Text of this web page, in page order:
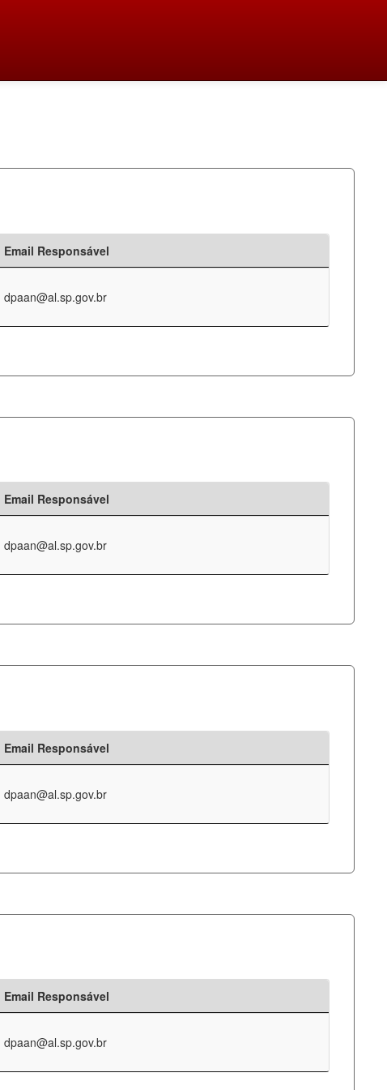
Email Responsável
dpaan@al.sp.gov.br
Email Responsável
dpaan@al.sp.gov.br
Email Responsável
dpaan@al.sp.gov.br
Email Responsável
dpaan@al.sp.gov.br